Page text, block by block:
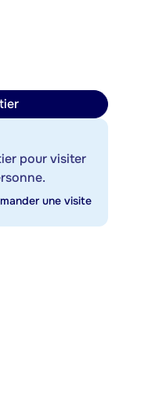
pour visiter
une visite